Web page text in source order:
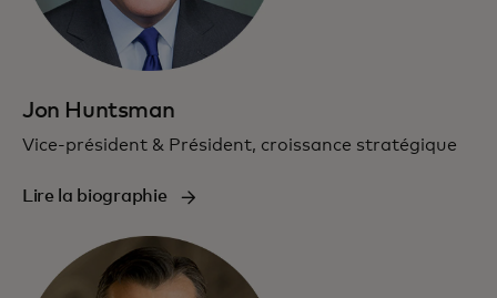
Jon Huntsman
Vice-président & Président, croissance stratégique
Lire la biographie